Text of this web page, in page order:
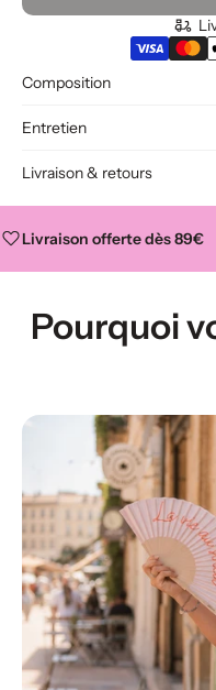
Composition
Entretien
Livraison & retours
Livraison offerte dès 89€
Pourquoi